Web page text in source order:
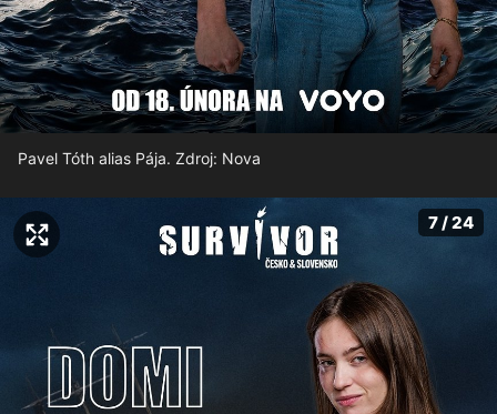
Pavel Tóth alias Pája. Zdroj: Nova
7 / 24